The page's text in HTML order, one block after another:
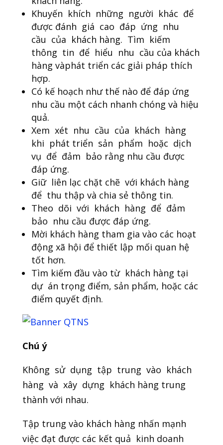
Khuyến khích những người khác để
được đánh giá cao đáp ứng nhu
cầu của khách hàng. Tìm kiếm
thông tin để hiểu nhu cầu của khách
hàng vàphát triển các giải pháp thích
hợp.
Có kế hoạch như thế nào để đáp ứng
nhu cầu một cách nhanh chóng và hiệu
quả.
Xem xét nhu cầu của khách hàng
khi phát triển sản phẩm hoặc dịch
vụ để đảm bảo rằng nhu cầu được
đáp ứng.
Giữ liên lạc chặt chẽ với khách hàng
để thu thập và chia sẻ thông tin.
Theo dõi với khách hàng để đảm
bảo nhu cầu được đáp ứng.
Mời khách hàng tham gia vào các hoạt
động xã hội để thiết lập mối quan hệ
tốt hơn.
Tìm kiếm đầu vào từ khách hàng tại
dự án trọng điểm, sản phẩm, hoặc các
điểm quyết định.
Chú ý
Không sử dụng tập trung vào khách
hàng và xây dựng khách hàng trung
thành với nhau.
Tập trung vào khách hàng nhấn mạnh
việc đạt được các kết quả kinh doanh